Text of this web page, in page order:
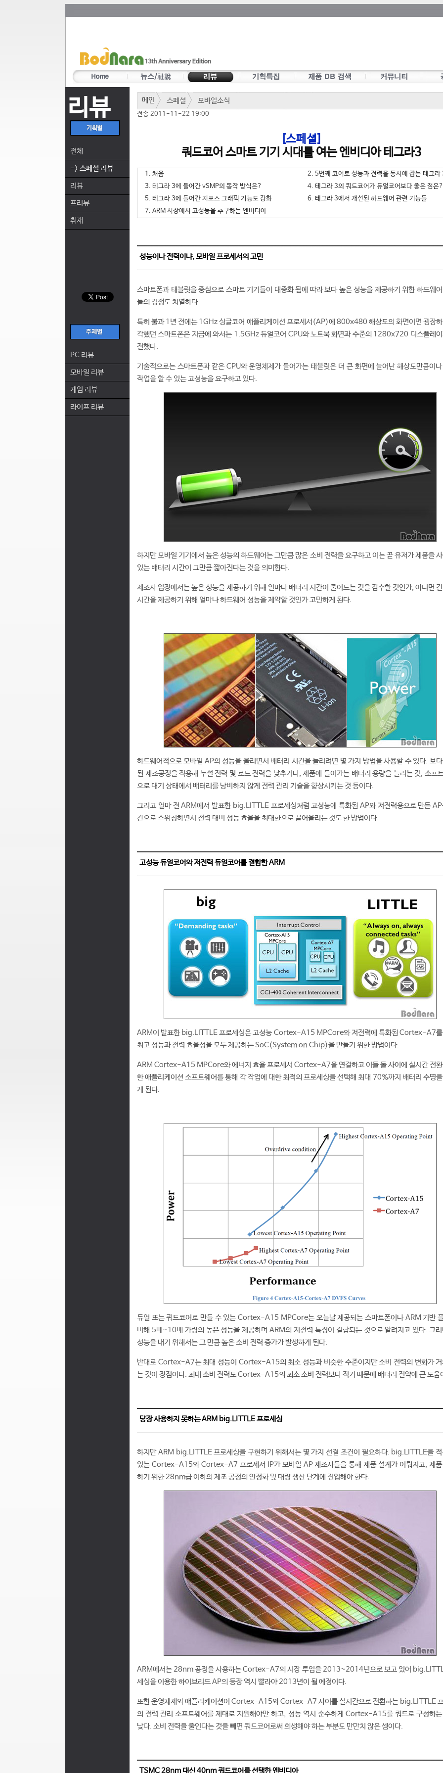
리뷰
전체
-> 스페셜 리뷰
리뷰
프리뷰
취재
PC 리뷰
모바일 리뷰
게임 리뷰
라이프 리뷰
메인 스페셜 모바일소식
전송 2011-11-22 19:00
[스페셜]
쿼드코어 스마트 기기 시대를 여는 엔비디아 테그라3
1. 처음
2. 5번째 코어로 성능과 전력을 동시에 잡는 테그라
3. 테그라 3에 들어간 vSMP의 동작 방식은?
4. 테그라 3의 쿼드코어가 듀얼코어보다 좋은 점은?
5. 테그라 3에 들어간 지포스 그래픽 기능도 강화
6. 테그라 3에서 개선된 하드웨어 관련 기능들
7. ARM 시장에서 고성능을 추구하는 엔비디아
성능이나 전력이냐, 모바일 프로세서의 고민
스마트폰과 태블릿을 중심으로 스마트 기기들이 대중화 됨에 따라 보다 높은 성능을 제공하기 위한 하드웨
들의 경쟁도 치열하다.
특히 불과 1년 전에는 1GHz 싱글코어 애플리케이션 프로세서(AP)에 800x480 해상도의 화면이면 굉장
각했던 스마트폰은 지금에 와서는 1.5GHz 듀얼코어 CPU와 노트북 화면과 수준의 1280x720 디스플레
전했다.
기술적으로는 스마트폰과 같은 CPU와 운영체제가 들어가는 태블릿은 더 큰 화면에 늘어난 해상도만큼이
작업을 할 수 있는 고성능을 요구하고 있다.
하지만 모바일 기기에서 높은 성능의 하드웨어는 그만큼 많은 소비 전력을 요구하고 이는 곧 유저가 제품을
있는 배터리 시간이 그만큼 짧아진다는 것을 의미한다.
제조사 입장에서는 높은 성능을 제공하기 위해 얼마나 배터리 시간이 줄어드는 것을 감수할 것인가, 아니면
시간을 제공하기 위해 얼마나 하드웨어 성능을 제약할 것인가 고민하게 된다.
하드웨어적으로 모바일 AP의 성능을 올리면서 배터리 시간을 늘리려면 몇 가지 방법을 사용할 수 있다. 보
된 제조공정을 적용해 누설 전력 및 로드 전력을 낮추거나, 제품에 들어가는 배터리 용량을 늘리는 것, 소프
으로 대기 상태에서 배터리를 낭비하지 않게 전력 관리 기술을 향상시키는 것 등이다.
그리고 얼마 전 ARM에서 발표한 big.LITTLE 프로세싱처럼 고성능에 특화된 AP와 저전력용으로 만든
간으로 스위칭하면서 전력 대비 성능 효율을 최대한으로 끌어올리는 것도 한 방법이다.
고성능 듀얼코어와 저전력 듀얼코어를 결합한 ARM
ARM이 발표한 big.LITTLE 프로세싱은 고성능 Cortex-A15 MPCore와 저전력에 특화된 Cortex-A7를
최고 성능과 전력 효율성을 모두 제공하는 SoC(System on Chip)을 만들기 위한 방법이다.
ARM Cortex-A15 MPCore와 에너지 효율 프로세서 Cortex-A7을 연결하고 이들 둘 사이에 실시간 전환
한 애플리케이션 소프트웨어를 통해 각 작업에 대한 최적의 프로세싱을 선택해 최대 70%까지 배터리 수명
게 된다.
듀얼 또는 쿼드코어로 만들 수 있는 Cortex-A15 MPCore는 오늘날 제공되는 스마트폰이나 ARM 기반
비해 5배~10배 가량의 높은 성능을 제공하며 ARM의 저전력 특징이 결합되는 것으로 알려지고 있다. 그
성능을 내기 위해서는 그 만큼 높은 소비 전력 증가가 발생하게 된다.
반대로 Cortex-A7는 최대 성능이 Cortex-A15의 최소 성능과 비슷한 수준이지만 소비 전력의 변화가 거
는 것이 장점이다. 최대 소비 전력도 Cortex-A15의 최소 소비 전력보다 적기 때문에 배터리 절약에 큰 도움
당장 사용하지 못하는 ARM big.LITTLE 프로세싱
하지만 ARM big.LITTLE 프로세싱을 구현하기 위해서는 몇 가지 선결 조건이 필요하다. big.LITTLE을
있는 Cortex-A15와 Cortex-A7 프로세서 IP가 모바일 AP 제조사들을 통해 제품 설계가 이뤄지고, 제품
하기 위한 28nm급 이하의 제조 공정의 안정화 및 대량 생산 단계에 진입해야 한다.
ARM에서는 28nm 공정을 사용하는 Cortex-A7의 시장 투입을 2013~2014년으로 보고 있어
세싱을 이용한 하이브리드 AP의 등장 역시 빨라야 2013년이 될 예정이다.
또한 운영체제와 애플리케이션이 Cortex-A15와 Cortex-A7 사이를 실시간으로 전환하는 big.LITTLE
의 전력 관리 소프트웨어를 제대로 지원해야만 하고, 성능 역시 순수하게 Cortex-A15를 쿼드로 구성하
낮다. 소비 전력을 줄인다는 것을 빼면 쿼드코어로써 희생해야 하는 부분도 만만치 않은 셈이다.
TSMC 28nm 대신 40nm 쿼드코어를 선택한 엔비디아